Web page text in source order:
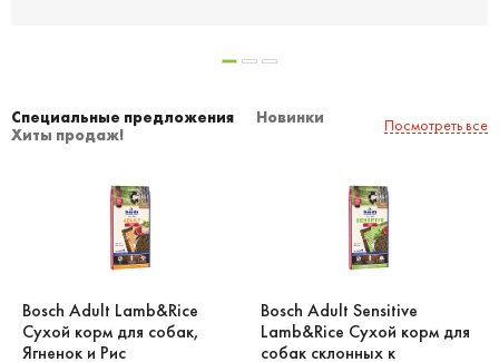
Специальные предложения
Новинки
Хиты продаж!
Посмотреть все
Bosch Adult Lamb&Rice
Сухой корм для собак,
Ягненок и Рис
Bosch Adult Sensitive
Lamb&Rice Сухой корм для
собак склонных к